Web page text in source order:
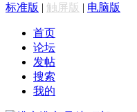
标准版 | 触屏版 | 电脑版
首页
论坛
发帖
搜索
我的